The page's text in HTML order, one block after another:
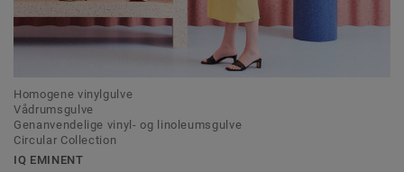
Homogene vinylgulve
Vådrumsgulve
Genanvendelige vinyl- og linoleumsgulve
Circular Collection
IQ EMINENT